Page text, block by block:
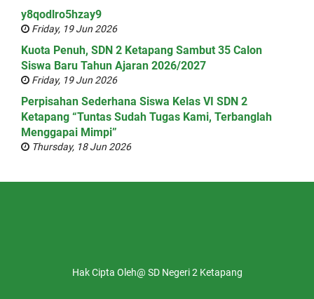
y8qodlro5hzay9
Friday, 19 Jun 2026
Kuota Penuh, SDN 2 Ketapang Sambut 35 Calon
Siswa Baru Tahun Ajaran 2026/2027
Friday, 19 Jun 2026
Perpisahan Sederhana Siswa Kelas VI SDN 2
Ketapang “Tuntas Sudah Tugas Kami, Terbanglah
Menggapai Mimpi”
Thursday, 18 Jun 2026
Hak Cipta Oleh@ SD Negeri 2 Ketapang